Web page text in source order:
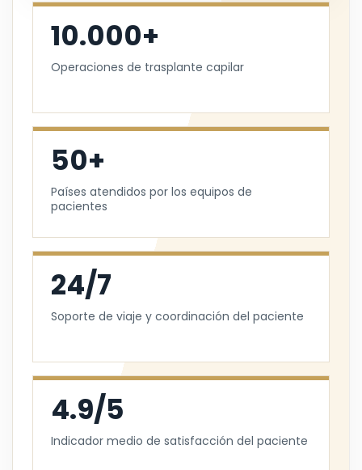
10.000+
Operaciones de trasplante capilar
50+
Países atendidos por los equipos de
pacientes
24/7
Soporte de viaje y coordinación del paciente
4.9/5
Indicador medio de satisfacción del paciente